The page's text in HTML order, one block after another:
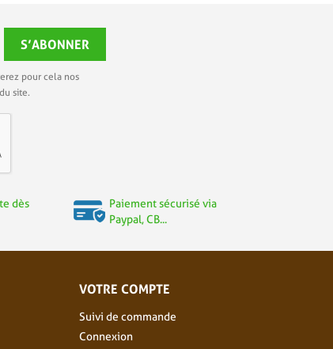
pour cela nos
site.
dès
Paiement sécurisé via
Paypal, CB...
VOTRE COMPTE
Suivi de commande
Connexion